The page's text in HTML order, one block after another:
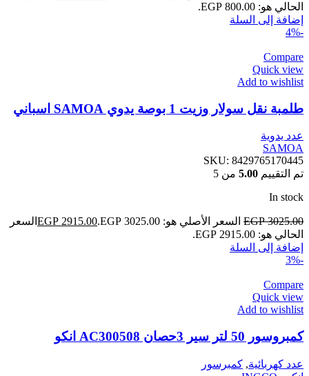
الحالي هو: EGP 800.00.
إضافة إلى السلة
-4%
Compare
Quick view
Add to wishlist
طلمبة نقل سولار وزيت 1 بوصة يدوي SAMOA اسباني
عدد يدوية
SAMOA
SKU: 8429765170445
تم التقييم 5.00 من 5
In stock
EGP3025.00 السعر الأصلي هو: EGP 3025.00. EGP 2915.00
السعر
الحالي هو: EGP 2915.00.
إضافة إلى السلة
-3%
Compare
Quick view
Add to wishlist
كمبروسور 50 لتر سير 3حصان AC300508 انكو
عدد كهربائية, كمبرسور